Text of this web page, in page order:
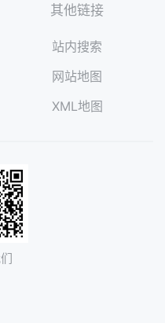
其他链接
站内搜索
网站地图
XML地图